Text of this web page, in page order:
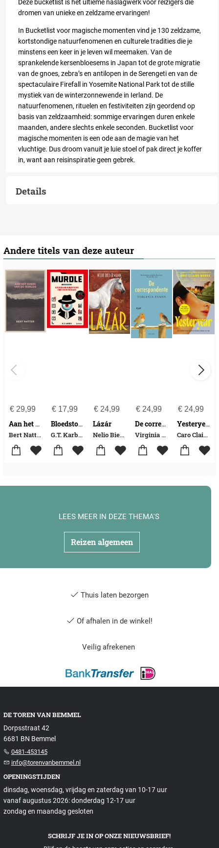
Deze bucketlist is het ultieme naslagwerk voor reizigers die
dromen van unieke en zeldzame ervaringen!
In Bucketlist voor magische momenten vind je 130 zeldzame,
kortstondige natuurfenomenen en culturele tradities die je
minstens een keer in je leven wil meemaken. Van de
sprankelende kersenbloesems in Japan tot de grote migratie
van de gnoes, zebra’s en antilopen in de Serengeti en van de
spectaculaire Firefall in Yosemite National Park tot de stille
mystiek van de winterzonnewende in Ierland. De
natuurfenomenen, rituelen en festiviteiten zijn geordend op
basis van zeldzaamheid: sommige ervaringen duren enkele
maanden, andere slechts enkele seconden. Bucketlist voor
magische momenten is een ode aan de magie van het
vluchtige. Dus droom vanuit je luie stoel of pak direct je koffer
in, want aan reisinspiratie geen gebrek.
Details
Andere titels van deze auteur
€29,99
Aan het einde van de oorlog
Bert Natter
€17,99
Bloedstollende moordmysteries voor pientere puzzelaars
G.T. Karber
€ 24,99
Lázár
Nelio Biedermann
€ 24,99
De correspondente
Virginia Evans
€ 24,99
Yesteryear
Caro Claire Burke
Reizen algemeen
LEES MEER IN DEZE THEMA'S
Thuis laten bezorgen
Of afhalen in de winkel!
Veilig afrekenen
DE TOREN VAN BEMMEL
Dorpsstraat 42
6681 BN Bemmel
0481-453145
info@torenvanbemmel.nl
OPENINGSTIJDEN
dinsdag, woensdag, vrijdag en zaterdag van 10-17 uur
vanaf augustus 2026: donderdag 12-17 uur
zondag en maandag gesloten
SCHRIJF JE IN OP ONZE NIEUWSBRIEF!